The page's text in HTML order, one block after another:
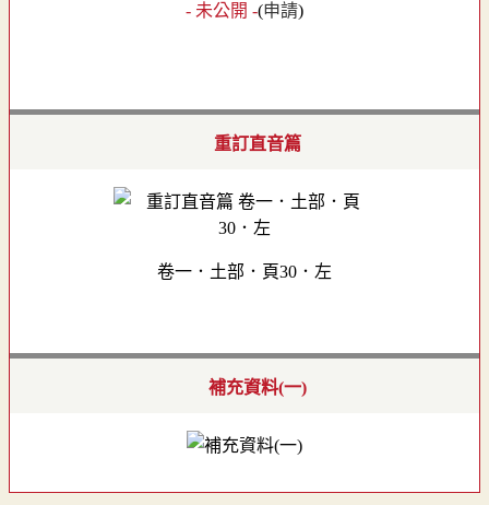
- 未公開 -(申請)
重訂直音篇
卷一．土部．頁30．左
補充資料(一)